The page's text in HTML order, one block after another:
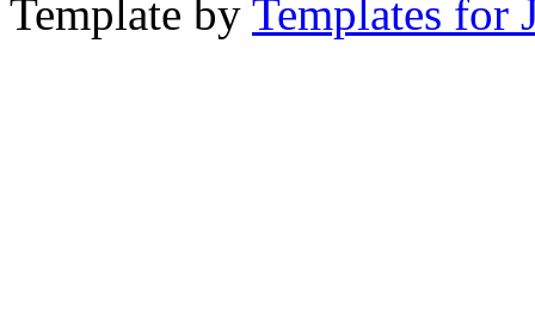
Template by Templates for